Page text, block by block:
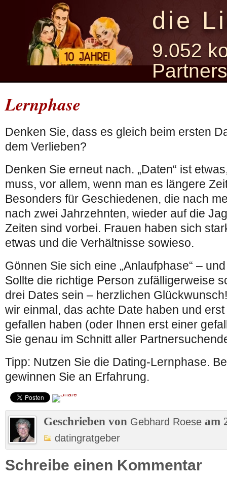
die
9.052
Lernphase
Denken Sie, dass es gleich beim ersten
dem Verlieben?
Denken Sie erneut nach. „Daten“ ist
muss, vor allem, wenn man es längere
Besonders für Geschiedenen, die nach
nach zwei Jahrzehnten, wieder auf die
Zeiten sind vorbei. Frauen haben sich
etwas und die Verhältnisse sowieso.
Gönnen Sie sich eine „Anlaufphase“ –
Sollte die richtige Person zufälligerweise
drei Dates sein – herzlichen
wir einmal, das achte Date haben und
gefallen haben (oder Ihnen erst einer
Sie genau im Schnitt aller
Tipp: Nutzen Sie die Dating-Lernphase.
gewinnen Sie an Erfahrung.
Geschrieben von Gebhard Roese am
datingratgeber
Schreibe einen Kommentar